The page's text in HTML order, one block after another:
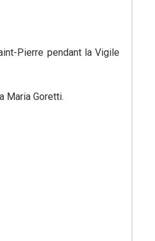
Pierre pendant la Vigile
Maria Goretti.